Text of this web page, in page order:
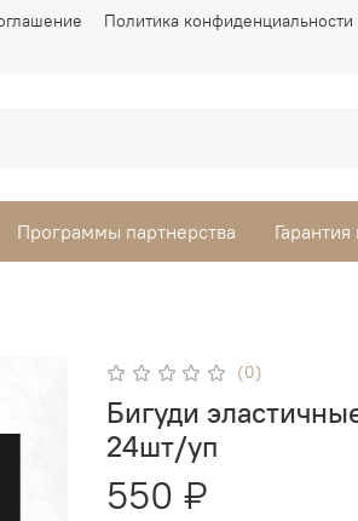
Политика конфиденциальности
Программы партнерства
(0)
Бигуди
24шт/уп
550 ₽